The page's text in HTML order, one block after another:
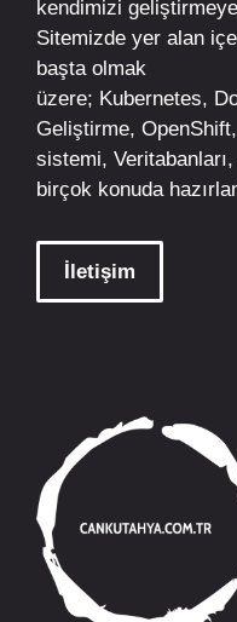
kendimizi
Sitemizde yer alan
başta olmak
üzere; Kubernetes,
Geliştirme, OpenShift,
sistemi,
birçok konuda
İletişim